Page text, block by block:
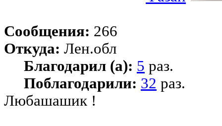
Сообщения: 266
Откуда: Лен.обл
Благодарил (а): 5 раз.
Поблагодарили: 32 раз.
Любашашик !